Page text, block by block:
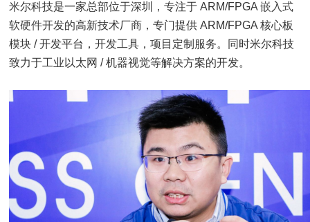
米尔科技是一家总部位于深圳，专注于 ARM/FPGA嵌入式
软硬件开发的高新技术厂商，专门提供 ARM/FPGA 核心板
模块 / 开发平台，开发工具，项目定制服务。同时米尔科技
致力于工业以太网 / 机器视觉等解决方案的开发。